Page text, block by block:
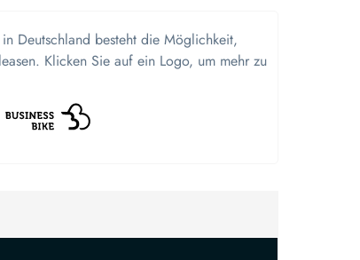
Deutschland besteht die Möglichkeit,
Klicken Sie auf ein Logo, um mehr zu